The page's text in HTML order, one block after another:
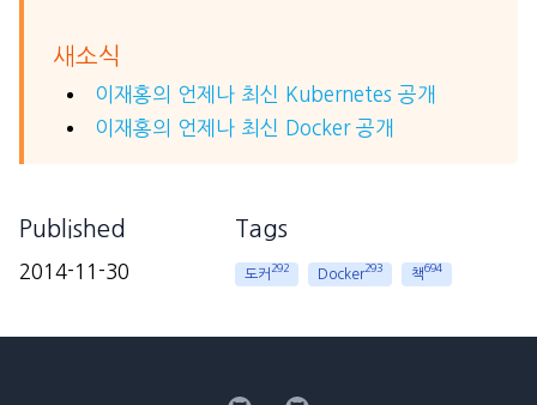
새소식
이재홍의 언제나 최신 Kubernetes 공개
이재홍의 언제나 최신 Docker 공개
Published
2014-11-30
Tags
도커 292 Docker293 책694